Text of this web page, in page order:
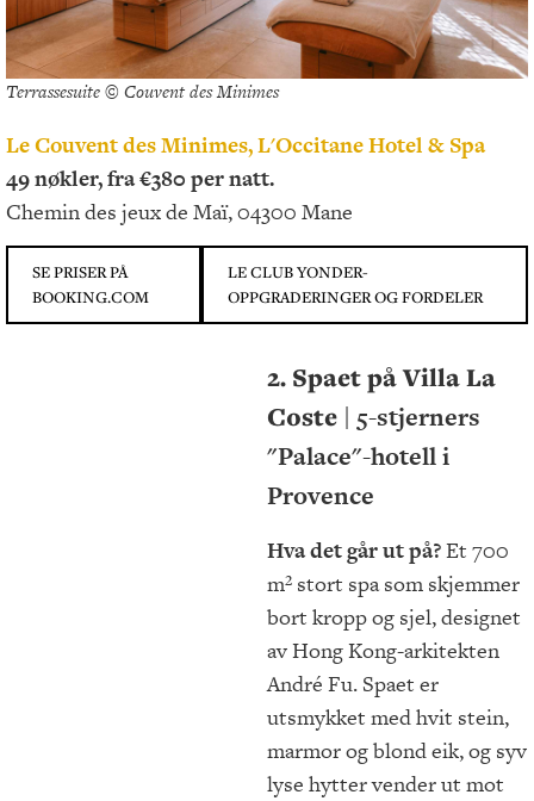
Terrassesuite © Couvent des Minimes
Le Couvent des Minimes, L'Occitane Hotel & Spa
49 nøkler, fra €380 per natt.
Chemin des jeux de Maï, 04300 Mane
SE PRISER PÅ
BOOKING.COM
LE CLUB YONDER-
OPPGRADERINGER OG FORDELER
2. Spaet på Villa La
Coste | 5-stjerners
"Palace"-hotell i
Provence
Hva det går ut på?Et 700
m² stort spa som skjemmer
bort kropp og sjel, designet
av Hong Kong-arkitekten
André Fu. Spaet er
utsmykket med hvit stein,
marmor og blond eik, og syv
lyse hytter vender ut mot